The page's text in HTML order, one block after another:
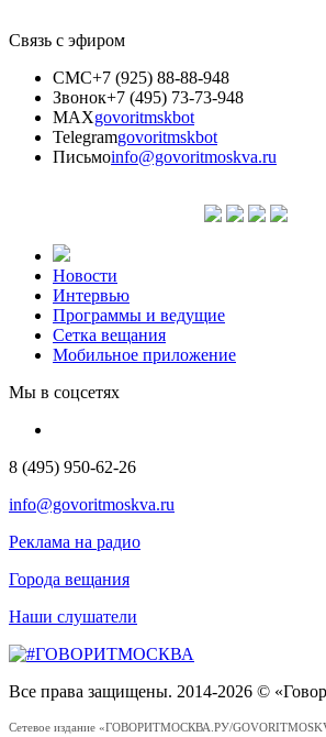
Связь с эфиром
СМС+7 (925) 88-88-948
Звонок+7 (495) 73-73-948
MAXgovoritmskbot
Telegramgovoritmskbot
Письмоinfo@govoritmoskva.ru
Новости
Интервью
Программы и ведущие
Сетка вещания
Мобильное приложение
Мы в соцсетях
8 (495) 950-62-26
info@govoritmoskva.ru
Реклама на радио
Города вещания
Наши слушатели
Все права защищены. 2014-2026 ©
Сетевое издание «ГОВОРИТМОСКВА.РУ/